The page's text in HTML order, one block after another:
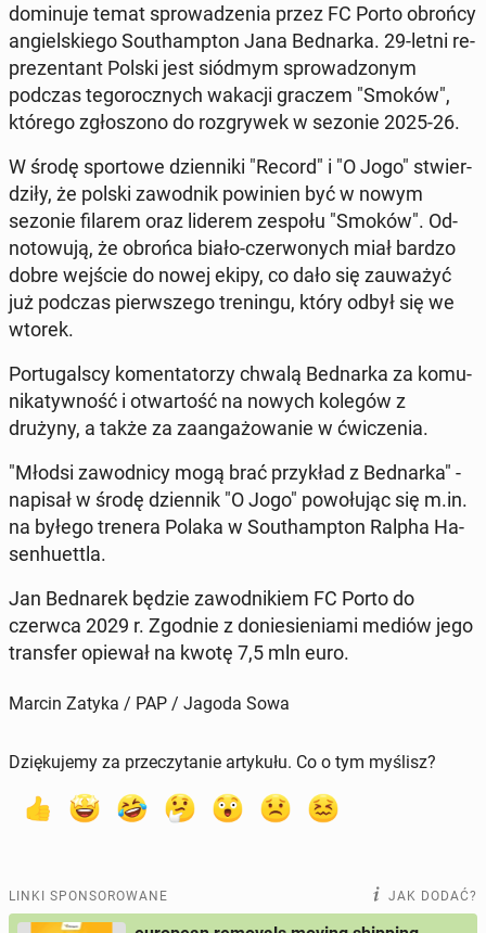
do­mi­nu­je temat spro­wa­dze­nia przez FC Porto obrońcy
an­giel­skie­go So­uthamp­ton Jana Bed­nar­ka. 29-letni re­
pre­zen­tant Polski jest siódmym spro­wa­dzo­nym
podczas te­go­rocz­nych wakacji graczem "Smoków",
którego zgło­szo­no do roz­gry­wek w sezonie 2025-26.
W środę spor­to­we dzien­ni­ki "Record" i "O Jogo" stwier­
dzi­ły, że polski za­wod­nik po­wi­nien być w nowym
sezonie filarem oraz liderem zespołu "Smoków". Od­
no­to­wu­ją, że obrońca biało-czer­wo­nych miał bardzo
dobre wejście do nowej ekipy, co dało się za­uwa­żyć
już podczas pierw­sze­go tre­nin­gu, który odbył się we
wtorek.
Por­tu­gal­scy ko­men­ta­to­rzy chwalą Bed­nar­ka za ko­mu­
ni­ka­tyw­ność i otwar­tość na nowych kolegów z
drużyny, a także za za­an­ga­żo­wa­nie w ćwi­cze­nia.
"Młodsi za­wod­ni­cy mogą brać przy­kład z Bed­nar­ka" -
napisał w środę dzien­nik "O Jogo" po­wo­łu­jąc się m.in.
na byłego trenera Polaka w So­uthamp­ton Ralpha Ha­
sen­hu­et­tla.
Jan Bed­na­rek będzie za­wod­ni­kiem FC Porto do
czerwca 2029 r. Zgodnie z do­nie­sie­nia­mi mediów jego
trans­fer opiewał na kwotę 7,5 mln euro.
Marcin Zatyka / PAP / Jagoda Sowa
Dziękujemy za przeczytanie artykułu. Co o tym myślisz?
LINKI SPONSOROWANE JAK DODAĆ?